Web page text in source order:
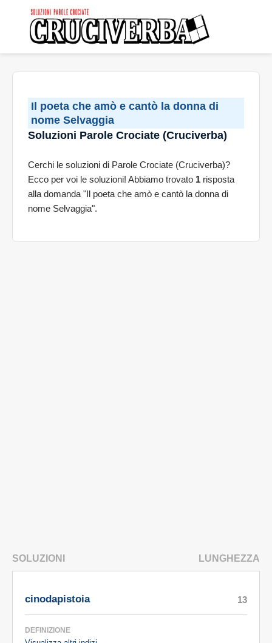
Il poeta che amò e cantò la donna di
nome Selvaggia
Soluzioni Parole Crociate (Cruciverba)
Cerchi le soluzioni di Parole Crociate (Cruciverba)?
Ecco per voi le soluzioni! Abbiamo trovato 1 risposta
alla domanda "Il poeta che amò e cantò la donna di
nome Selvaggia".
SOLUZIONI LUNGHEZZA
cinodapistoia
DEFINIZIONE
13